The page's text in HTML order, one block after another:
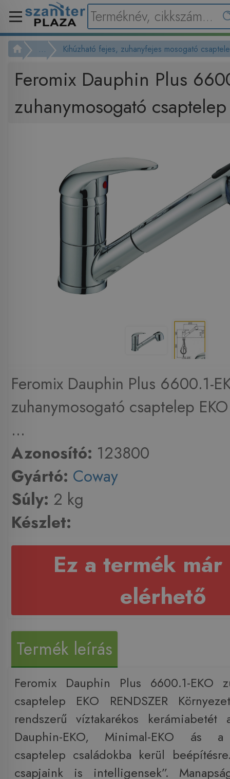
... Kihúzható fejes, zuhanyfejes mosogató
Feromix Dauphin Plus
zuhanymosogató csaptelep
Feromix Dauphin Plus 6600.1-
zuhanymosogató csaptelep EKO
...
Azonosító: 123800
Gyártó: Coway
Súly: 2 kg
Készlet:
Ez a termék már
elérhető
Termék leírás
Feromix Dauphin Plus 6600.1-EKO
csaptelep EKO RENDSZER
rendszerű víztakarékos kerámiabetét
Dauphin-EKO, Minimal-EKO ás
csaptelep családokba kerül
csapjaink is intelligensek”.